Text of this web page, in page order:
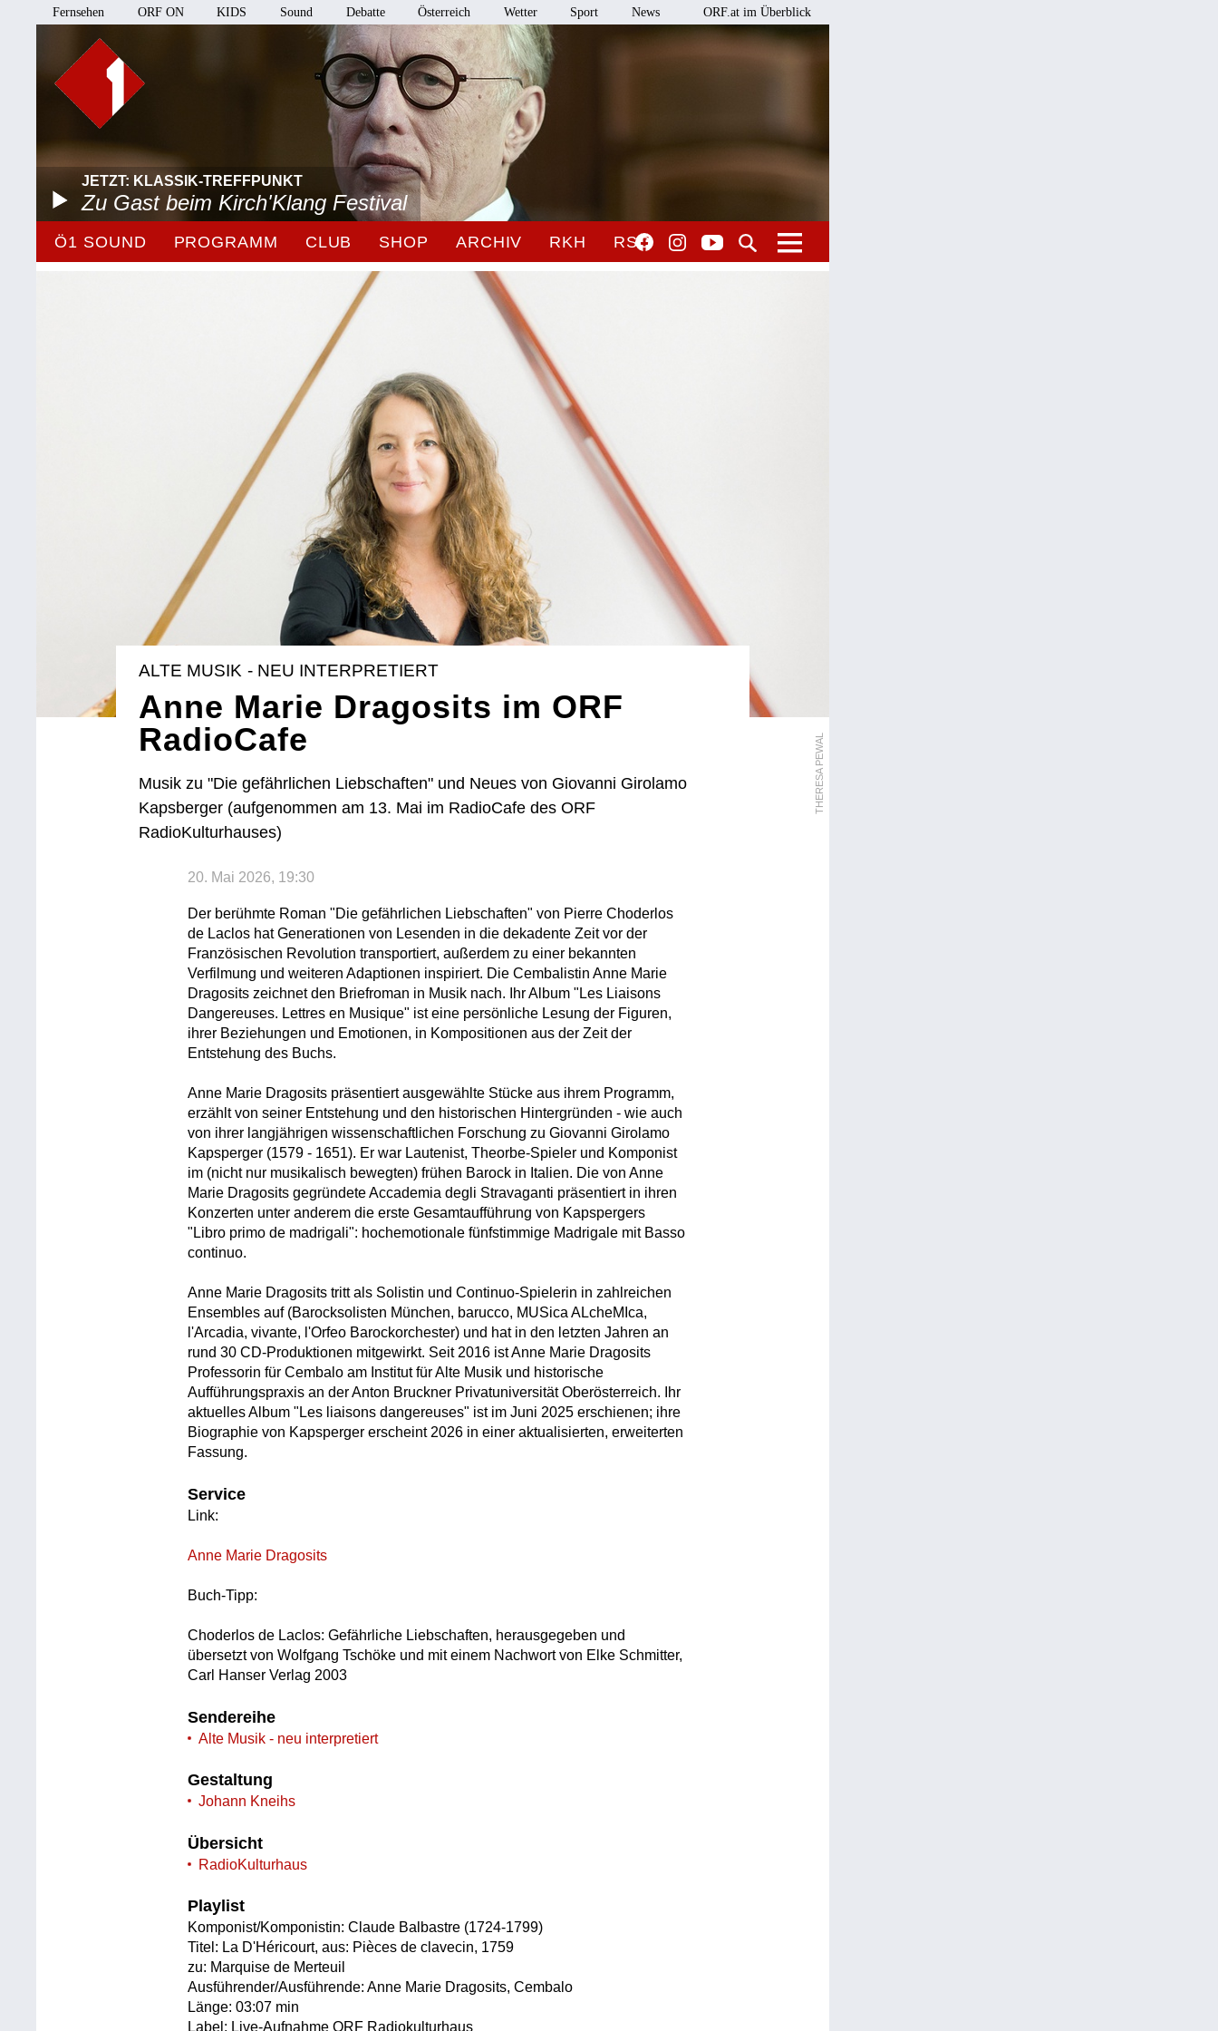
Fernsehen ORF ON KIDS Sound Debatte Österreich Wetter Sport News ORF.at im Überblick
JETZT: KLASSIK-TREFFPUNKT
Zu Gast beim Kirch'Klang Festival
Ö1 SOUND PROGRAMM CLUB SHOP ARCHIV RKH RSO
THERESA PEWAL
ALTE MUSIK - NEU INTERPRETIERT
Anne Marie Dragosits im ORF
RadioCafe
Musik zu "Die gefährlichen Liebschaften" und Neues von Giovanni Girolamo
Kapsberger (aufgenommen am 13. Mai im RadioCafe des ORF
RadioKulturhauses)
20. Mai 2026, 19:30
Der berühmte Roman "Die gefährlichen Liebschaften" von Pierre Choderlos
de Laclos hat Generationen von Lesenden in die dekadente Zeit vor der
Französischen Revolution transportiert, außerdem zu einer bekannten
Verfilmung und weiteren Adaptionen inspiriert. Die Cembalistin Anne Marie
Dragosits zeichnet den Briefroman in Musik nach. Ihr Album "Les Liaisons
Dangereuses. Lettres en Musique" ist eine persönliche Lesung der Figuren,
ihrer Beziehungen und Emotionen, in Kompositionen aus der Zeit der
Entstehung des Buchs.
Anne Marie Dragosits präsentiert ausgewählte Stücke aus ihrem Programm,
erzählt von seiner Entstehung und den historischen Hintergründen - wie auch
von ihrer langjährigen wissenschaftlichen Forschung zu Giovanni Girolamo
Kapsperger (1579 - 1651). Er war Lautenist, Theorbe-Spieler und Komponist
im (nicht nur musikalisch bewegten) frühen Barock in Italien. Die von Anne
Marie Dragosits gegründete Accademia degli Stravaganti präsentiert in ihren
Konzerten unter anderem die erste Gesamtaufführung von Kapspergers
"Libro primo de madrigali": hochemotionale fünfstimmige Madrigale mit Basso
continuo.
Anne Marie Dragosits tritt als Solistin und Continuo-Spielerin in zahlreichen
Ensembles auf (Barocksolisten München, barucco, MUSica ALcheMIca,
l'Arcadia, vivante, l'Orfeo Barockorchester) und hat in den letzten Jahren an
rund 30 CD-Produktionen mitgewirkt. Seit 2016 ist Anne Marie Dragosits
Professorin für Cembalo am Institut für Alte Musik und historische
Aufführungspraxis an der Anton Bruckner Privatuniversität Oberösterreich. Ihr
aktuelles Album "Les liaisons dangereuses" ist im Juni 2025 erschienen; ihre
Biographie von Kapsperger erscheint 2026 in einer aktualisierten, erweiterten
Fassung.
Service
Link:
Anne Marie Dragosits
Buch-Tipp:
Choderlos de Laclos: Gefährliche Liebschaften, herausgegeben und
übersetzt von Wolfgang Tschöke und mit einem Nachwort von Elke Schmitter,
Carl Hanser Verlag 2003
Sendereihe
Alte Musik - neu interpretiert
Gestaltung
Johann Kneihs
Übersicht
RadioKulturhaus
Playlist
Komponist/Komponistin: Claude Balbastre (1724-1799)
Titel: La D'Héricourt, aus: Pièces de clavecin, 1759
zu: Marquise de Merteuil
Ausführender/Ausführende: Anne Marie Dragosits, Cembalo
Länge: 03:07 min
Label: Live-Aufnahme ORF Radiokulturhaus